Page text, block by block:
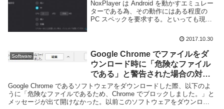
NoxPlayer は Android を動かすエミュレー
ターである為、その動作にはある程度の
PC スペックを要求する。といっても現在
なる事は多くないと思う。それでも何らか
2017.10.30
Software
Google Chrome でファイルをダ
ウンロード時に「危険なファイル
である」と警告された場合の対処
方法
Google Chrome であるソフトウェアをダウンロードした際、以下のよ
うに「危険なファイルであるため、Chrome でブロックしました。」と
メッセージが出て開けなかった。以前このソフトウェアをダウンロー